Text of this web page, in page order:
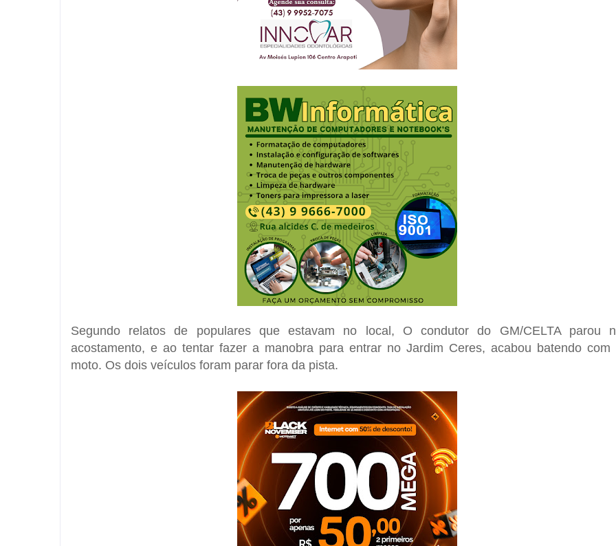
Segundo relatos de populares que estavam no local, O condutor do GM/CELTA parou
acostamento, e ao tentar fazer a manobra para entrar no Jardim Ceres, acabou batendo com
moto. Os dois veículos foram parar fora da pista.